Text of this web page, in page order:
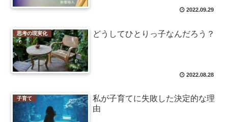
2022.09.29
思考の現実化 どうしてひとりっ子なんだろう？
2022.08.28
子育て
私が子育てに失敗した決定的な理
由